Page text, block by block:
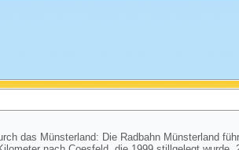
das Münsterland: Die Radbahn Münsterland